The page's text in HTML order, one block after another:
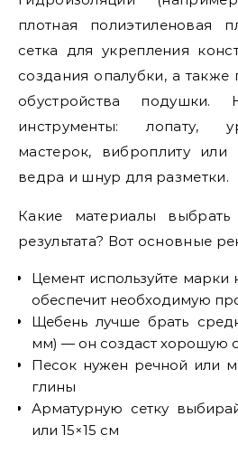
плотная полиэтиленовая
сетка для укрепления
создания опалубки, а
обустройства подушки.
инструменты: лопату,
мастерок, виброплиту или
ведра и шнур для разметки.
Какие материалы выбрать
результата? Вот основные
Цемент используйте
обеспечит необходимую
Щебень лучше брать
мм) — он создаст хорошую
Песок нужен речной или
глины
Арматурную сетку
или 15×15 см